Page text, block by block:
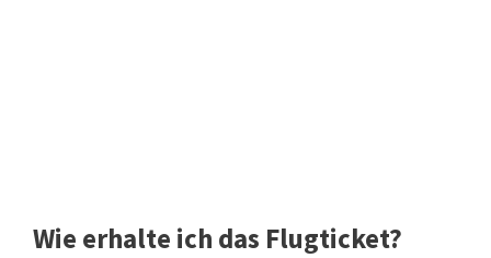
Wie erhalte ich das Flugticket?